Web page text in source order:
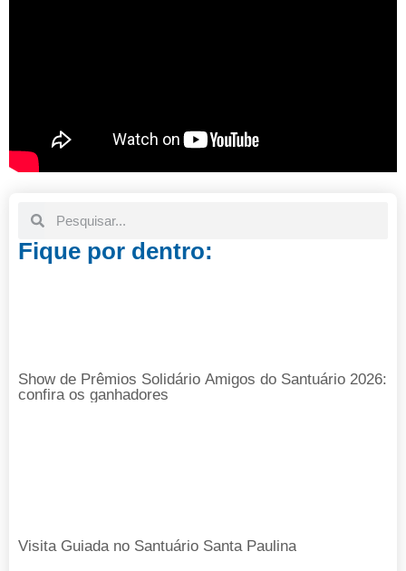
Fique por dentro:
Show de Prêmios Solidário Amigos do Santuário 2026:
confira os ganhadores
Visita Guiada no Santuário Santa Paulina